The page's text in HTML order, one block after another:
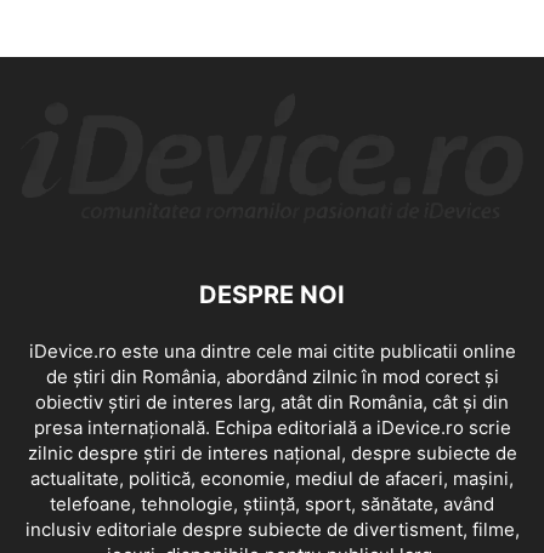
DESPRE NOI
iDevice.ro este una dintre cele mai citite publicatii online
de știri din România, abordând zilnic în mod corect și
obiectiv știri de interes larg, atât din România, cât și din
presa internațională. Echipa editorială a iDevice.ro scrie
zilnic despre știri de interes național, despre subiecte de
actualitate, politică, economie, mediul de afaceri, mașini,
telefoane, tehnologie, știință, sport, sănătate, având
inclusiv editoriale despre subiecte de divertisment, filme,